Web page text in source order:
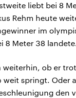
liebt bei 8
Rehm heute
im
8 Meter 38
weiterhin, ob er
weit springt. Oder
den